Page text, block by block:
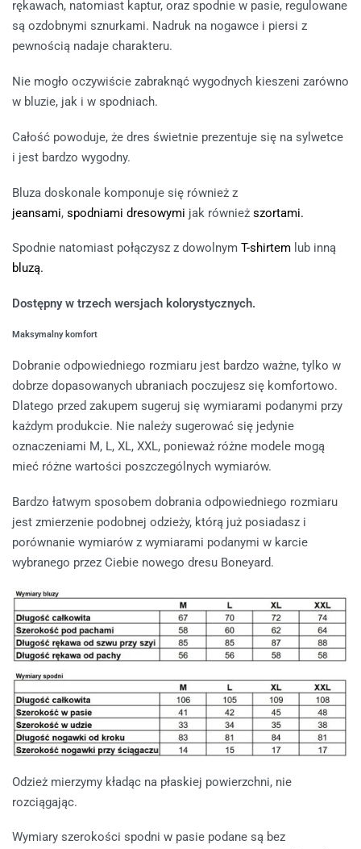
rękawach, natomiast kaptur, oraz spodnie w pasie, regulowane
są ozdobnymi sznurkami. Nadruk na nogawce i piersi z
pewnością nadaje charakteru.
Nie mogło oczywiście zabraknąć wygodnych kieszeni zarówno
w bluzie, jak i w spodniach.
Całość powoduje, że dres świetnie prezentuje się na sylwetce
i jest bardzo wygodny.
Bluza doskonale komponuje się również z
jeansami, spodniami dresowymi jak również szortami.
Spodnie natomiast połączysz z dowolnym T-shirtem lub inną
bluzą.
Dostępny w trzech wersjach kolorystycznych.
Maksymalny komfort
Dobranie odpowiedniego rozmiaru jest bardzo ważne, tylko w
dobrze dopasowanych ubraniach poczujesz się komfortowo.
Dlatego przed zakupem sugeruj się wymiarami podanymi przy
każdym produkcie. Nie należy sugerować się jedynie
oznaczeniami M, L, XL, XXL, ponieważ różne modele mogą
mieć różne wartości poszczególnych wymiarów.
Bardzo łatwym sposobem dobrania odpowiedniego rozmiaru
jest zmierzenie podobnej odzieży, którą już posiadasz i
porównanie wymiarów z wymiarami podanymi w karcie
wybranego przez Ciebie nowego dresu Boneyard.
Odzież mierzymy kładąc na płaskiej powierzchni, nie
rozciągając.
Wymiary szerokości spodni w pasie podane są bez